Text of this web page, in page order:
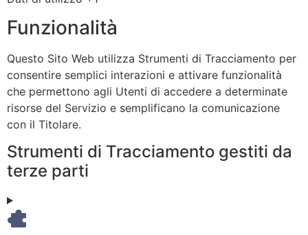
trattamento:
trattati:
Funzionalità
Questo Sito Web utilizza Strumenti di Tracciamento per
consentire semplici interazioni e attivare funzionalità
che permettono agli Utenti di accedere a determinate
risorse del Servizio e semplificano la comunicazione
con il Titolare.
Strumenti di Tracciamento gestiti da
terze parti